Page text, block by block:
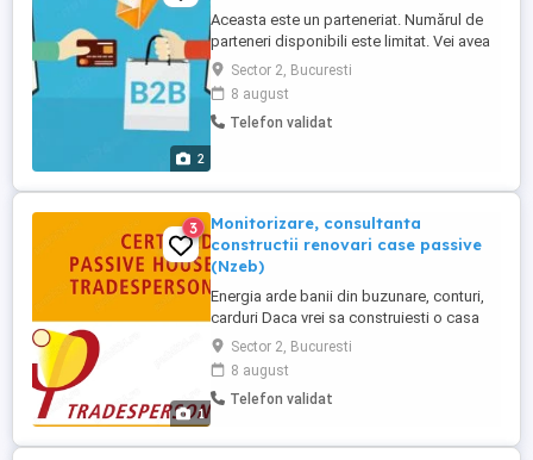
2
Aceasta este un parteneriat. Numărul de
parteneri disponibili este limitat. Vei avea
succes dacă ai - Experiență în vânzări
consultative B2B de servicii, sisteme,
aplicații către noi clienți - Capacitatea de a
analiza, înțelege, învăța și gestiona mediul
Sector 2, Bucuresti
8 august
Telefon validat
1
3
Monitorizare, consultanta
constructii renovari case passive
(Nzeb)
Energia arde banii din buzunare, conturi,
carduri Daca vrei sa construiesti o casa
sau sa-ti reabilitezi locuinta, nu o mai face
ca acum 35 de ani. O casa pasiva (Nzeb)
este la jumatate de pret fata de una
conventionala daca se iau in calcul
exploatare. Inginer ...
Sector 2, Bucuresti
8 august
Telefon validat